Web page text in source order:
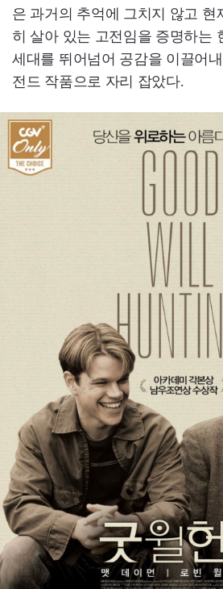
은 과거의 추억에 그치지 않고 현
히 살아 있는 고전임을 증명하는
세대를 뛰어넘어 공감을 이끌어
전드 작품으로 자리 잡았다.